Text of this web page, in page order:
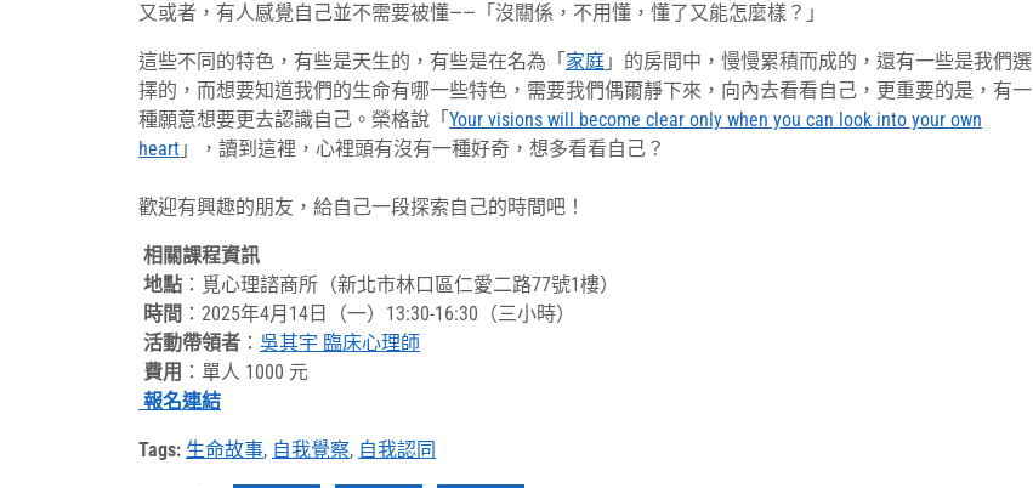
又或者，有人感覺自己並不需要被懂——「沒關係，不用懂，懂了又能怎麼樣？」
這些不同的特色，有些是天生的，有些是在名為「 家庭 」的房間中，慢慢累積而成的，還有一些是我們選
擇的，而想要知道我們的生命有哪一些特色，需要我們偶爾靜下來，向內去看看自己，更重要的是，有一
種願意想要更去認識自己。榮格說「 Your visions will become clear only when you can look into your own
heart 」，讀到這裡，心裡頭有沒有一種好奇，想多看看自己？
歡迎有興趣的朋友，給自己一段探索自己的時間吧！
相關課程資訊
地點 ：覓心理諮商所（新北市林口區仁愛二路77號1樓）
時間 ：2025年4月14日（一）13:30-16:30（三小時）
活動帶領者 ： 吳其宇 臨床心理師
費用 ：單人 1000 元
報名連結
Tags: 生命故事, 自我覺察, 自我認同